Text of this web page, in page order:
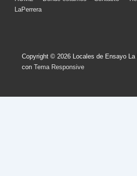
página
LaPerrera
Copyright © 2026 Locales de Ensayo La
con Tema Responsive